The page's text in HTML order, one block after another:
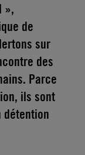
»,
de
sur
des
Parce
ils sont
détention